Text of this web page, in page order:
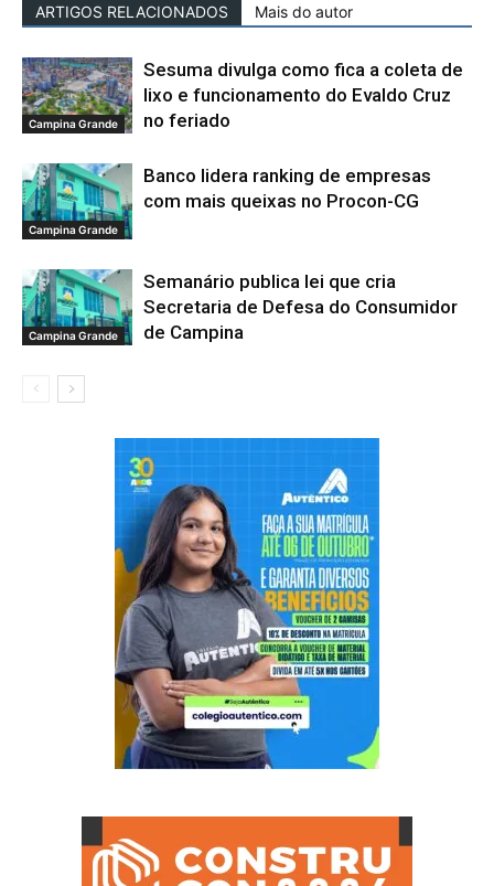
ARTIGOS RELACIONADOS Mais do autor
Campina Grande
Sesuma divulga como fica a coleta de
lixo e funcionamento do Evaldo Cruz
no feriado
Campina Grande
Banco lidera ranking de empresas
com mais queixas no Procon-CG
Campina Grande
Semanário publica lei que cria
Secretaria de Defesa do Consumidor
de Campina